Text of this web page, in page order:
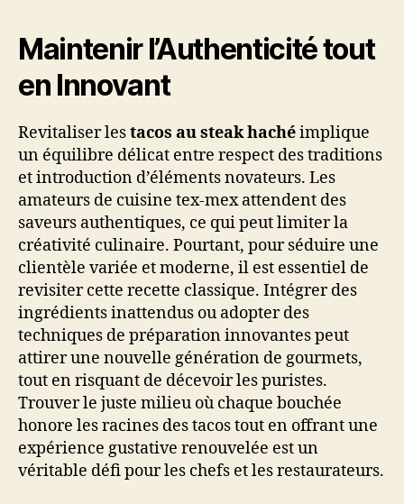
Maintenir l’Authenticité tout
en Innovant
Revitaliser lestacos au steak hachéimplique
un équilibre délicat entre respect des traditions
et introduction d’éléments novateurs. Les
amateurs de cuisine tex-mex attendent des
saveurs authentiques, ce qui peut limiter la
créativité culinaire. Pourtant, pour séduire une
clientèle variée et moderne, il est essentiel de
revisiter cette recette classique. Intégrer des
ingrédients inattendus ou adopter des
techniques de préparation innovantes peut
attirer une nouvelle génération de gourmets,
tout en risquant de décevoir les puristes.
Trouver le juste milieu où chaque bouchée
honore les racines des tacos tout en offrant une
expérience gustative renouvelée est un
véritable défi pour les chefs et les restaurateurs.